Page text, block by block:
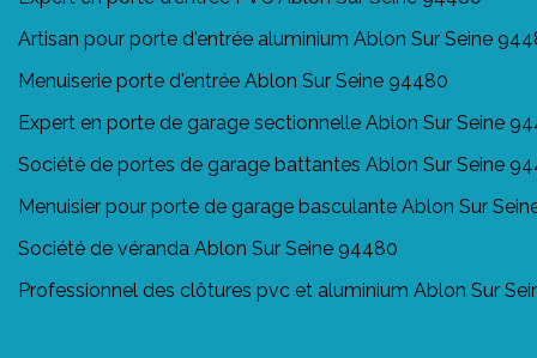
Artisan pour porte d'entrée aluminium Ablon Sur Seine
Menuiserie porte d'entrée Ablon Sur Seine 94480
Expert en porte de garage sectionnelle Ablon Sur Seine
Société de portes de garage battantes Ablon Sur Seine
Menuisier pour porte de garage basculante Ablon Sur
Société de véranda Ablon Sur Seine 94480
Professionnel des clôtures pvc et aluminium Ablon Sur